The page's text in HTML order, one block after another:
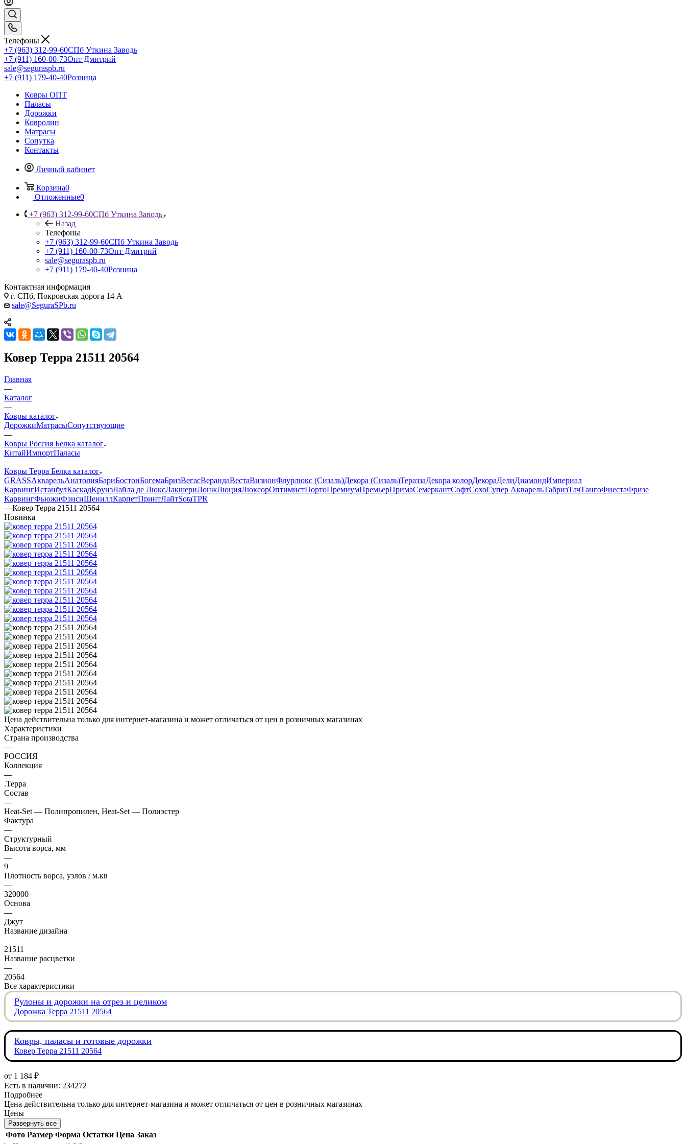
Телефоны
+7 (963) 312-99-60СПб Уткина Заводь
+7 (911) 160-00-73Опт Дмитрий
sale@seguraspb.ru
+7 (911) 179-40-40Розница
Ковры ОПТ
Паласы
Дорожки
Ковролин
Матрасы
Сопутка
Контакты
Личный кабинет
Корзина0
Отложенные0
+7 (963) 312-99-60СПб Уткина Заводь
Назад
Телефоны
+7 (963) 312-99-60СПб Уткина Заводь
+7 (911) 160-00-73Опт Дмитрий
sale@seguraspb.ru
+7 (911) 179-40-40Розница
Контактная информация
г. СПб, Покровская дорога 14 А
sale@SeguraSPb.ru
Ковер Терра 21511 20564
Главная
—
Каталог
—
Ковры каталог
ДорожкиМатрасыСопутствующие
—
Ковры Россия Белка каталог
КитайИмпортПаласы
—
Ковры Терра Белка каталог
GRASSАкварельАнатолияБариБостонБогемаБризВегасВерандаВестаВизионФлурлюкс (Сизаль)Декора (Сизаль)ТераззаДекора колорДекораДелиДиамондИмпериал
КарвингИстанбулКаскадКруизЛайла де ЛюксЛакшериЛонжЛюцияЛюксорОптимистПортоПремиумПремьерПримаСемеркантСофтСохоСупер АкварельТабризТачТангоФиестаФризе
КарвингФьюжнФэнсиШениллКарпетПринтЛайтSotaTPR
—Ковер Терра 21511 20564
Новинка
Цена действительна только для интернет-магазина и может отличаться от цен в розничных магазинах
Характеристики
Страна производства
—
РОССИЯ
Коллекция
—
.Терра
Состав
—
Heat-Set — Полипропилен, Heat-Set — Полиэстер
Фактура
—
Структурный
Высота ворса, мм
—
9
Плотность ворса, узлов / м.кв
—
320000
Основа
—
Джут
Название дизайна
—
21511
Название расцветки
—
20564
Все характеристики
Рулоны и дорожки на отрез и целиком
Дорожка Терра 21511 20564
Ковры, паласы и готовые дорожки
Ковер Терра 21511 20564
от 1 184 ₽
Есть в наличии: 234272
Подробнее
Цена действительна только для интернет-магазина и может отличаться от цен в розничных магазинах
Цены
Развернуть все
Фото Размер Форма Остатки Цена Заказ